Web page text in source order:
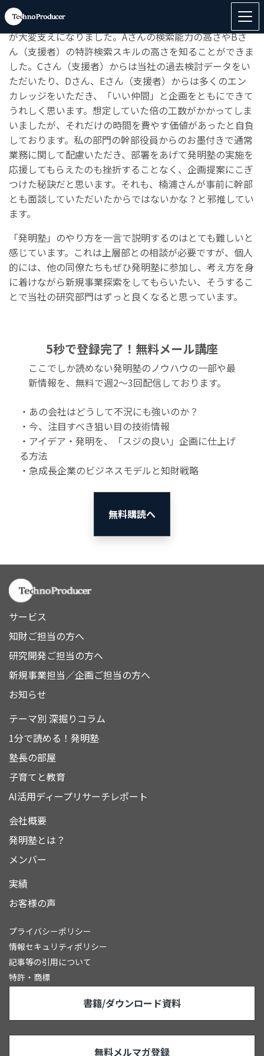
楠浦さんからの多くのアドバイスや検索結果のフィードバ
ックに加え、
さん（支援者）からのレスポンス
が大変支えになりました。Aさんの検索能力の高さやBさ
ん（支援者）の特許検索スキルの高さを知ることができま
した。 Cさん（支援者）からは当社の過去検討データをい
ただいたり、 Dさん、 Eさん（支援者）からは多くのエン
カレッジをいただき、「いい仲間」と企画をともにできて
うれしく思います。想定していた倍の工数がかかってしま
いましたが、それだけの時間を費やす価値があったと自負
しております。私の部門の幹部役員からのお墨付きで通常
業務に関して配慮いただき、部署をあげて発明塾の実施を
応援してもらえたのも挫折することなく、企画提案にこぎ
つけた秘訣だと思います。それも、楠浦さんが事前に幹部
とも面談していただいたからではないかな？と邪推してい
ます。
「発明塾」のやり方を一言で説明するのはとても難しいと
感じています。これは上層部との相談が必要ですが、個人
的には、他の同僚たちもぜひ発明塾に参加し、考え方を身
に着けながら新規事業探索をしてもらいたい、そうするこ
とで当社の研究部門はずっと良くなると思っています。
5秒で登録完了！無料メール講座
ここでしか読めない発明塾のノウハウの一部や最
新情報を、無料で週2〜3回配信しております。
・あの会社はどうして不況にも強いのか？
・今、注目すべき狙い目の技術情報
・アイデア・発明を、「スジの良い」企画に仕上げ
る方法
・急成長企業のビジネスモデルと知財戦略
無料購読へ
サービス
知財ご担当の方へ
研究開発ご担当の方へ
新規事業担当／企画ご担当の方へ
お知らせ
テーマ別 深掘りコラム
1分で読める！発明塾
塾長の部屋
子育てと教育
AI活用ディープリサーチレポート
会社概要
発明塾とは？
メンバー
実績
お客様の声
プライバシーポリシー
情報セキュリティポリシー
記事等の引用について
特許・商標
書籍/ダウンロード資料
無料メルマガ登録